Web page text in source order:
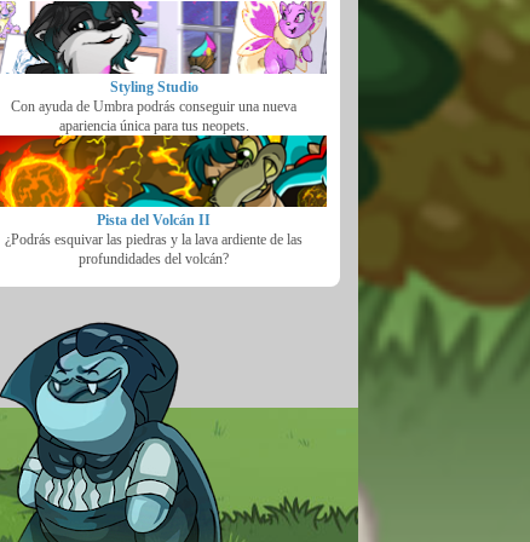
Styling Studio
Con ayuda de Umbra podrás conseguir una nueva
apariencia única para tus neopets.
Pista del Volcán II
¿Podrás esquivar las piedras y la lava ardiente de las
profundidades del volcán?